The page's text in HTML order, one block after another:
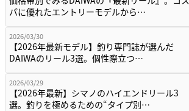
パに優れたエントリーモデルから…
2026/03/30
【2026年最新モデル】釣り専門誌が選んだ
DAIWAのリール3選。個性際立つ…
2026/03/29
【2026年最新】シマノのハイエンドリール3
選。釣りを極めるための“タイプ別…